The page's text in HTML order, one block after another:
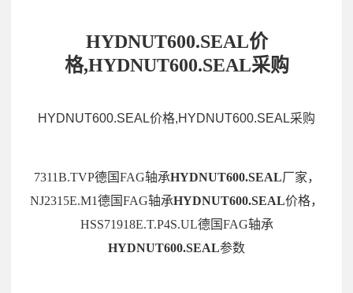
HYDNUT600.SEAL价
格,HYDNUT600.SEAL采购
HYDNUT600.SEAL价格,HYDNUT600.SEAL采购
7311B.TVP德国FAG轴承HYDNUT600.SEAL厂家，
NJ2315E.M1德国FAG轴承HYDNUT600.SEAL价格，
HSS71918E.T.P4S.UL德国FAG轴承
HYDNUT600.SEAL参数